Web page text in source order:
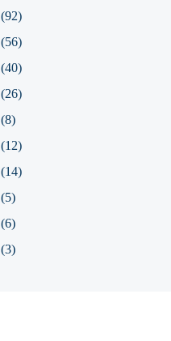
(92)
(56)
(40)
(26)
(8)
(12)
(14)
(5)
(6)
(3)